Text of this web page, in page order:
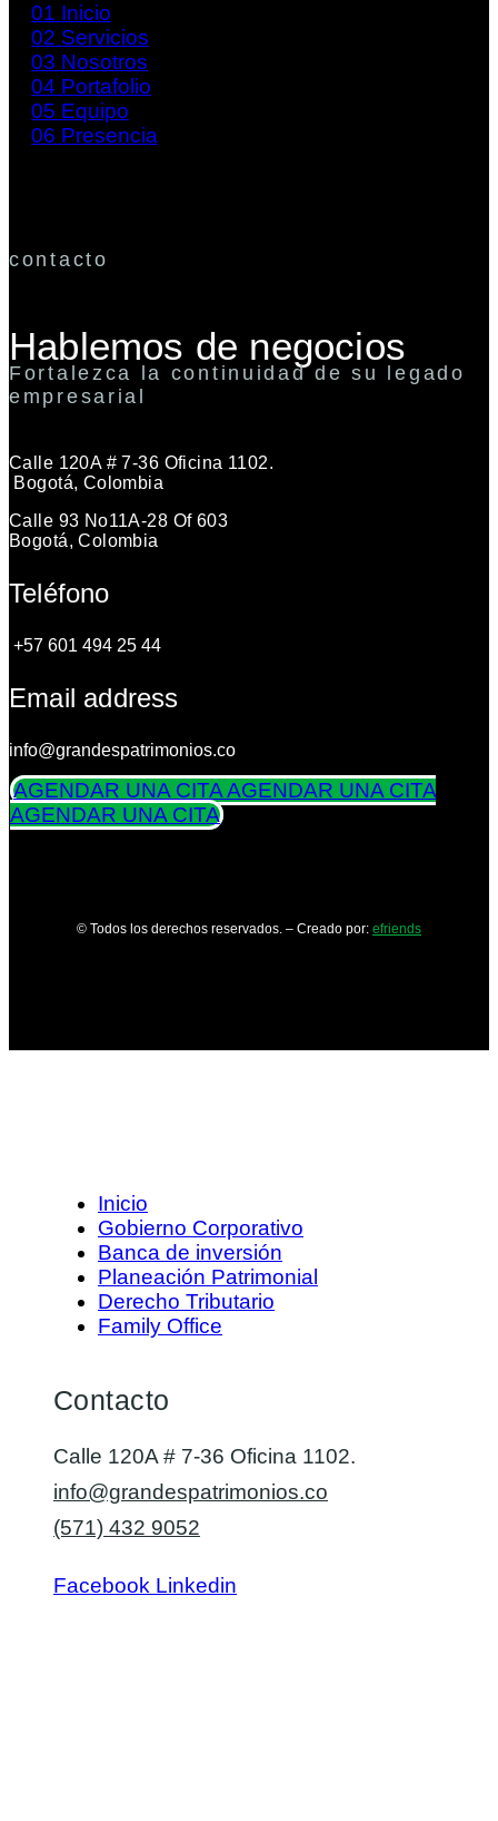
01 Inicio
02 Servicios
03 Nosotros
04 Portafolio
05 Equipo
06 Presencia
contacto
Hablemos de negocios
Fortalezca la continuidad de su legado
empresarial
Calle 120A # 7-36 Oficina 1102.
Bogotá, Colombia
Calle 93 No11A-28 Of 603
Bogotá, Colombia
Teléfono
+57 601 494 25 44
Email address
info@grandespatrimonios.co
AGENDAR UNA CITAAGENDAR UNA CITA
AGENDAR UNA CITA
© Todos los derechos reservados. – Creado por: efriends
Inicio
Gobierno Corporativo
Banca de inversión
Planeación Patrimonial
Derecho Tributario
Family Office
Contacto
Calle 120A # 7-36 Oficina 1102.
info@grandespatrimonios.co
(571) 432 9052
Facebook Linkedin